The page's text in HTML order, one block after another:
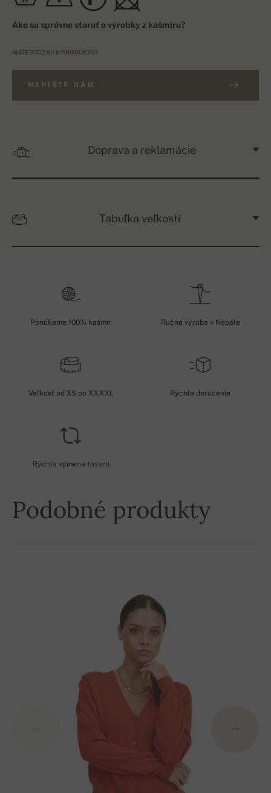
Ako sa správne starať o výrobky z kašmíru?
MÁTE OTÁZKU K PRODUKTU?
NAPÍŠTE NÁM
Doprava a reklamácie
Tabuľka veľkostí
Ponúkame 100% kašmír Ručná výroba v Nepále
Veľkosť od XS po XXXXL Rýchle doručenie
Rýchla výmena tovaru
Podobné produkty